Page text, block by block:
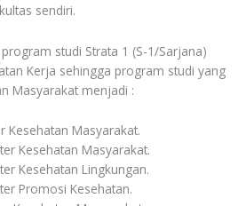
sendiri.
studi Strata 1 (S-1/Sarjana)
Kerja sehingga program studi yang
Masyarakat menjadi :
Kesehatan Masyarakat.
Kesehatan Masyarakat.
Kesehatan Lingkungan.
Promosi Kesehatan.